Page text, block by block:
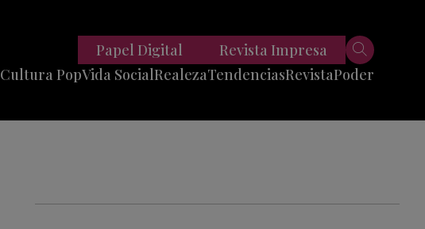
Cultura Pop
Celebrities
Vida SocialRealezaTendencias
Fitness
Revista
Reportajes
Poder
Papel Digital Revista Impresa